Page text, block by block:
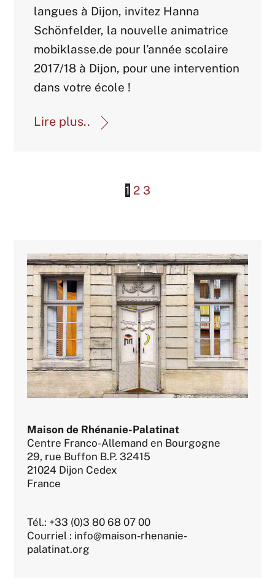
langues à Dijon, invitez Hanna
Schönfelder, la nouvelle animatrice
mobiklasse.de pour l’année scolaire
2017/18 à Dijon, pour une intervention
dans votre école !
Lire plus..
1 2 3
Maison de Rhénanie-Palatinat
Centre Franco-Allemand en Bourgogne
29, rue Buffon B.P. 32415
21024 Dijon Cedex
France
Tél.: +33 (0)3 80 68 07 00
Courriel : info@maison-rhenanie-
palatinat.org